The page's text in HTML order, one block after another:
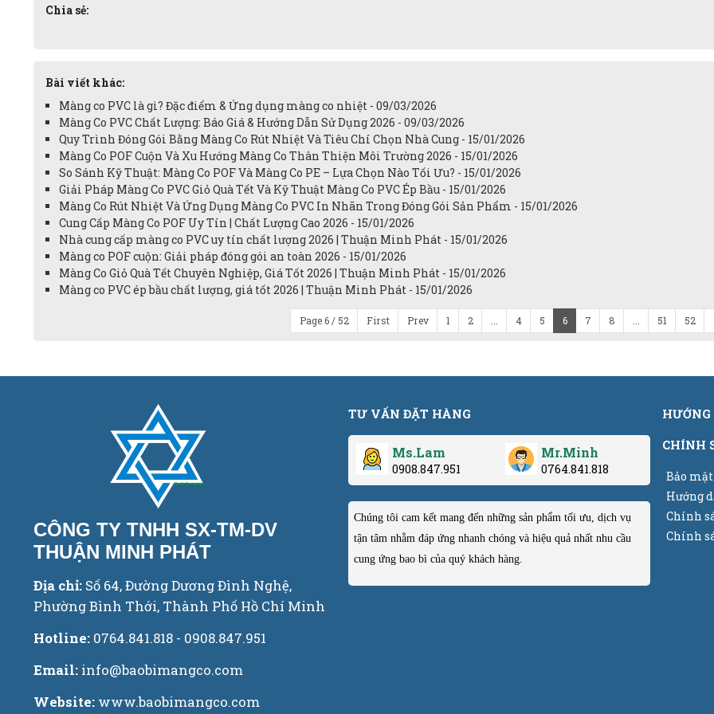
Chia sẻ:
Bài viết khác:
Màng co PVC là gì? Đặc điểm & Ứng dụng màng co nhiệt - 09/03/2026
Màng Co PVC Chất Lượng: Báo Giá & Hướng Dẫn Sử Dụng 2026 - 09/03/2026
Quy Trình Đóng Gói Bằng Màng Co Rút Nhiệt Và Tiêu Chí Chọn Nhà Cung - 15/01/2026
Màng Co POF Cuộn Và Xu Hướng Màng Co Thân Thiện Môi Trường 2026 - 15/01/2026
So Sánh Kỹ Thuật: Màng Co POF Và Màng Co PE – Lựa Chọn Nào Tối Ưu? - 15/01/2026
Giải Pháp Màng Co PVC Giỏ Quà Tết Và Kỹ Thuật Màng Co PVC Ép Bầu - 15/01/2026
Màng Co Rút Nhiệt Và Ứng Dụng Màng Co PVC In Nhãn Trong Đóng Gói Sản Phẩm - 15/01/2026
Cung Cấp Màng Co POF Uy Tín | Chất Lượng Cao 2026 - 15/01/2026
Nhà cung cấp màng co PVC uy tín chất lượng 2026 | Thuận Minh Phát - 15/01/2026
Màng co POF cuộn: Giải pháp đóng gói an toàn 2026 - 15/01/2026
Màng Co Giỏ Quà Tết Chuyên Nghiệp, Giá Tốt 2026 | Thuận Minh Phát - 15/01/2026
Màng co PVC ép bầu chất lượng, giá tốt 2026 | Thuận Minh Phát - 15/01/2026
Page 6 / 52 First Prev 1 2 4 5 6 7 8 51 52
CÔNG TY TNHH SX-TM-DV
THUẬN MINH PHÁT
Địa chỉ: Số 64, Đường Dương Đình Nghệ,
Phường Bình Thới, Thành Phố Hồ Chí Minh
Hotline: 0764.841.818 - 0908.847.951
Email: info@baobimangco.com
Website: www.baobimangco.com
TƯ VẤN ĐẶT HÀNG
Ms.Lam
0908.847.951
Mr.Minh
0764.841.818
Chúng tôi cam kết mang đến những sản phẩm tối ưu, dịch vụ
tận tâm nhằm đáp ứng nhanh chóng và hiệu quả nhất nhu cầu
cung ứng bao bì của quý khách hàng.
CHÍNH
Bảo
Hướng
Chính
Chính